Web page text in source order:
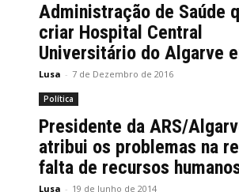
Administração de Saúde
criar Hospital Central
Universitário do Algarve
Lusa - 7 de Dezembro de 2016
Política
Presidente da ARS/
atribui os problemas na
falta de recursos
Lusa - 19 de Junho de 2014